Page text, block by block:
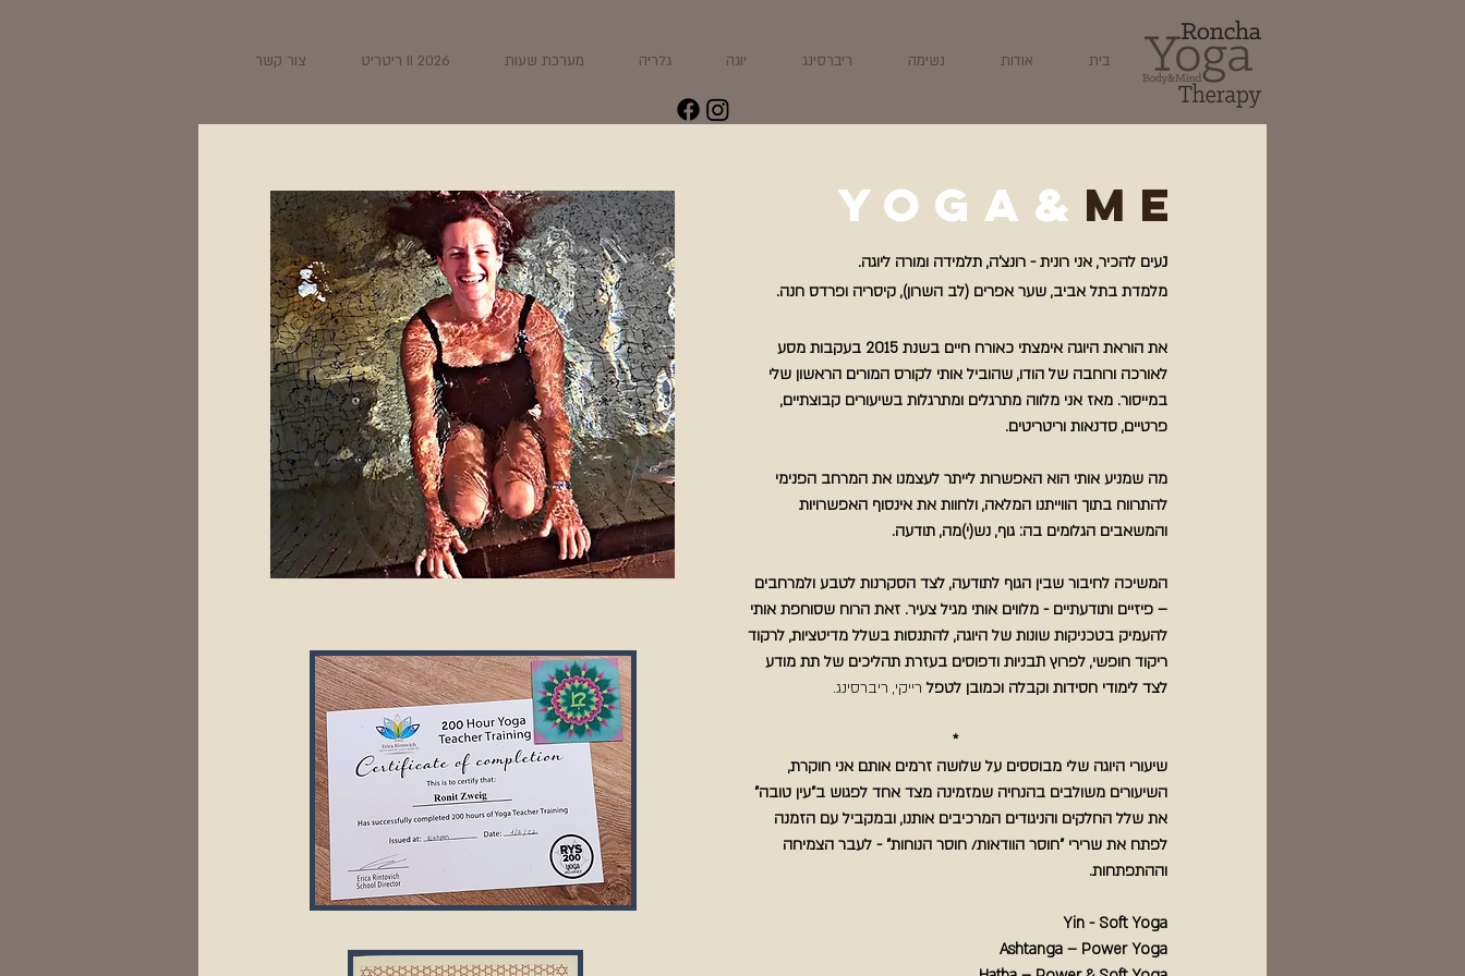
בית אודות נשימה ריברסינג יוגה גלריה מערכת שעות 2026 II ריטריט צור קשר
yoga& me
נעים להכיר, אני רונית - רונצ'ה, תלמידה ומורה ליוגה.
מלמדת בתל אביב, שער אפרים (לב השרון), קיסריה ופרדס חנה.
את הוראת היוגה אימצתי כאורח חיים בשנת 2015 בעקבות מסע
לאורכה ורוחבה של הודו, שהוביל אותי לקורס המורים הראשון שלי
במייסור. מאז אני מלווה מתרגלים ומתרגלות בשיעורים קבוצתיים,
פרטיים, סדנאות וריטריטים.
מה שמניע אותי הוא האפשרות לייתר לעצמנו את המרחב הפנימי
להתרווח בתוך הווייתנו המלאה, ולחוות את אינסוף האפשרויות
והמשאבים הגלומים בה: גוף, נש(י)מה, תודעה.
המשיכה לחיבור שבין הגוף לתודעה, לצד הסקרנות לטבע ולמרחבים
– פיזיים ותודעתיים - מלווים אותי מגיל צעיר. זאת הרוח שסוחפת אותי
להעמיק בטכניקות שונות של היוגה, להתנסות בשלל מדיטציות, לרקוד
ריקוד חופשי, לפרוץ תבניות ודפוסים בעזרת תהליכים של תת מודע
לצד לימודי חסידות וקבלה וכמובן לטפל רייקי, ריברסינג.
*
שיעורי היוגה שלי מבוססים על שלושה זרמים אותם אני חוקרת,
השיעורים משולבים בהנחיה שמזמינה מצד אחד לפגוש ב"עין טובה"
את שלל החלקים והניגודים המרכיבים אותנו, ובמקביל עם הזמנה
לפתח את שרירי "חוסר הוודאות/ חוסר הנוחות" - לעבר הצמיחה
וההתפתחות.
Yin - Soft Yoga
Ashtanga – Power Yoga